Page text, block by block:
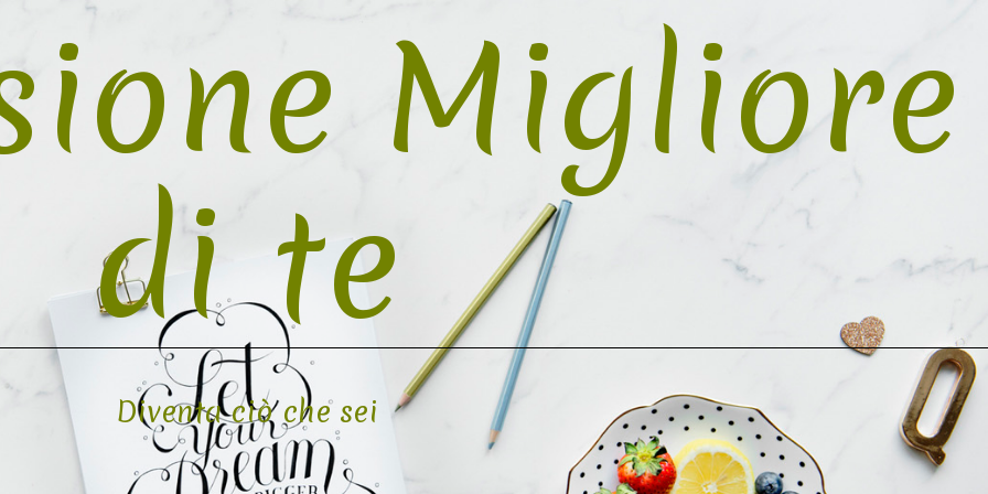
Migliore
di te
Diventa ciò che sei